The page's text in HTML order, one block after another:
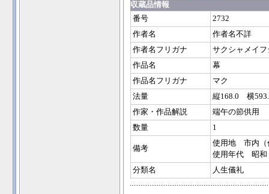
収蔵品情報
番号
2732
作者名
作者名不詳
作者名フリガナ
サクシャメイフ
作品名
幕
作品名フリガナ
マク
法量
縦168.0 横
作家・作品解説
端午の節供用
数量
1
備考
使用地 市内（
使用年代 昭和
分類名
人生儀礼